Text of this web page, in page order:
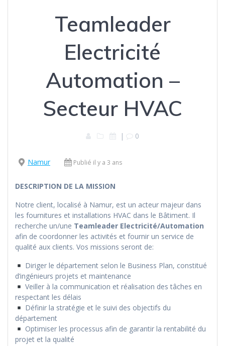
Teamleader
Electricité
Automation –
Secteur HVAC
| 0
Namur Publié il y a 3 ans
DESCRIPTION DE LA MISSION
Notre client, localisé à Namur, est un acteur majeur dans
les fournitures et installations HVAC dans le Bâtiment. Il
recherche un/une Teamleader Electricité/Automation
afin de coordonner les activités et fournir un service de
qualité aux clients. Vos missions seront de:
Diriger le département selon le Business Plan, constitué
d’ingénieurs projets et maintenance
Veiller à la communication et réalisation des tâches en
respectant les délais
Définir la stratégie et le suivi des objectifs du
département
Optimiser les processus afin de garantir la rentabilité du
projet et la qualité